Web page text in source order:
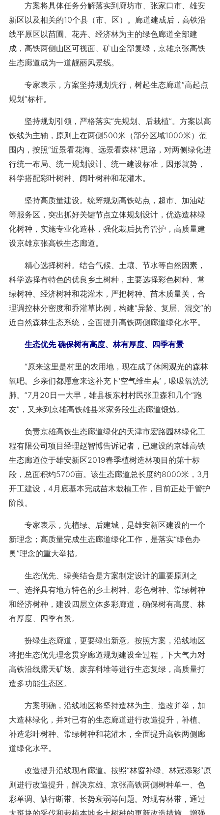
方案将具体任务分解落实到廊坊市、张家口市、雄安
新区以及相关的10个县（市、区）。廊道建成后，高铁沿
线平原区以苗圃、花卉、经济林为主的绿色廊道全部建
成，高铁两侧山区可视面、矿山全部复绿，京雄京张高铁
生态廊道成为一道靓丽风景线。
专家表示，方案坚持规划先行，树起生态廊道“高起点
规划”标杆。
坚持规划引领，严格落实“先规划、后栽植”。方案以高
铁线为主轴，原则上在两侧500米（部分区域1000米）范
围内，按照“近景看花海、远景看森林”思路，对两侧绿化进
行统一布局、统一规划设计、统一建设标准，因形就势，
科学搭配彩叶树种、阔叶树种和花灌木。
坚持高质量建设。统筹规划高铁站点，超市、加油站
等服务区，突出抓好关键节点立体规划设计，优选造林绿
化树种，实施专业化造林，强化栽后抚育管护，高质量建
设京雄京张高铁生态廊道。
精心选择树种。结合气候、土壤、节水等自然因素，
科学选择有特色的优良乡土树种，主要选择彩色树种、常
绿树种、经济树种和花灌木，严把树种、苗木质量关，合
理调控林分密度和乔灌草比例，构建“异龄、复层、混交”的
近自然森林生态系统，全面提升高铁两侧廊道绿化水平。
生态优先 确保树有高度、林有厚度、四季有景
“原来这里是村里的农用地，现在成了休闲观光的森林
氧吧。乡亲们都愿意来这补充下‘空气维生素’，吸吸氧洗洗
肺。”7月20日一大早，雄县板东村村民张卫森和几个“跑
友”，又来到京雄高铁雄县米家务段生态廊道锻炼。
负责京雄高铁生态廊道绿化的天津市宏路园林绿化工
程有限公司项目经理赵智博告诉记者，已建设的京雄高铁
生态廊道位于雄安新区2019春季植树造林项目的第十标
段，总面积约5700亩。该生态廊道总长度约8000米，3月
开工建设，4月底基本完成苗木栽植工作，目前正处于管护
阶段。
专家表示，先植绿、后建城，是雄安新区建设的一个
新理念；高质量完成生态廊道绿化工作，是落实“绿色办
奥”理念的重大举措。
生态优先、绿美结合是方案制定设计的重要原则之
一。选择具有地方特色的乡土树种、彩色树种、常绿树种
和经济树种，建设四层立体多彩廊道，确保树有高度、林
有厚度、四季有景。
扮绿生态廊道，更要绿出新意。按照方案，沿线地区
将把生态优先理念贯穿廊道规划建设全过程，下大气力对
高铁沿线露天矿场、废弃料堆等进行生态复绿，高质量打
造多功能生态区。
方案明确，沿线地区将坚持造林为主、造改并举，加
大造林绿化，并对已有的生态廊道进行改造提升，补植、
补造彩叶树种、常绿树种和花灌木，全面提升高铁两侧廊
道绿化水平。
改造提升沿线现有廊道。按照“林窗补绿、林冠添彩”原
则进行改造提升，解决京雄、京张高铁两侧树种单一、色
彩单调、缺行断带、长势衰弱等问题。对现有林带，通过
大斑块的采伐和栽植本地乡土树种的更新改造措施，增强